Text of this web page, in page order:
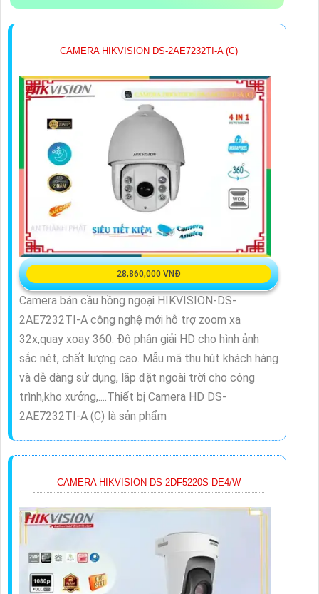
CAMERA HIKVISION DS-2AE7232TI-A (C)
28,860,000 VNĐ
Camera bán cầu hồng ngoại HIKVISION-DS-
2AE7232TI-A công nghệ mới hỗ trợ zoom xa
32x,quay xoay 360. Độ phân giải HD cho hình ảnh
sắc nét, chất lượng cao. Mẫu mã thu hút khách hàng
và dễ dàng sử dụng, lắp đặt ngoài trời cho công
trình,kho xưởng,....Thiết bị Camera HD DS-
2AE7232TI-A (C) là sản phẩm
CAMERA HIKVISION DS-2DF5220S-DE4/W